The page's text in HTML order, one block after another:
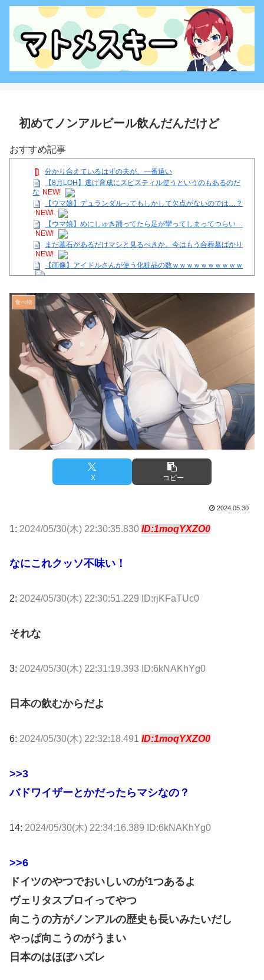
初めてノンアルビール飲んだんだけど
おすすめ記事
分かり合えているはずの夫が、一番遠い
【8月LOH】逃げ育成にスピスティル使うというのもあるのだ
な NEW!
【ウマ娘】デュランダルってもしかして欠点がないのでは…？
NEW!
【ウマ娘】めにしゅき踊ってたら足が攣ってしまってつらい…
NEW!
まだ墓石があるだけマシと見るべきか。今はもう合葬墓ばかり
NEW!
【画像】アイドルさんが使う化粧品の数ｗｗｗｗｗｗｗｗｗｗ
【注目】熊本地震、28人死亡（30日午前6:30時点）
舌を絡ませて、唾液交換して── ちゅっちゅしながらの濃厚エ
ッ画像♪
【芸能】星野真里さんの挑戦、暑さを心配する声続出!!!
【画像】イオンモール熊本の店内のビフォーアフターがこちら
Powered by livedoor 相互RSS
食べ物
X コピー
2024.05.30
1: 2024/05/30(木) 22:30:35.830 ID:1moqYXZO0
なにこれクッソ不味い！
2: 2024/05/30(木) 22:30:51.229 ID:rjKFaTUc0
それな
3: 2024/05/30(木) 22:31:19.393 ID:6kNAKhYg0
日本の飲むからだよ
6: 2024/05/30(木) 22:32:18.491 ID:1moqYXZO0
>>3
バドワイザーとかだったらマシなの？
14: 2024/05/30(木) 22:34:16.389 ID:6kNAKhYg0
>>6
ドイツのやつでおいしいのが1つあるよ
ヴェリタスブロイってやつ
向こうの方がノンアルの歴史も長いみたいだし
やっぱ向こうのがうまい
日本のはほぼハズレ